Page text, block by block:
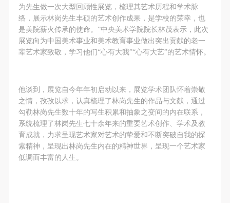
为先生做一次大型回顾性展览，梳理其艺术历程和学术脉
络，展示林岗先生丰硕的艺术创作成果，是学校的荣幸，也
是美院薪火传承的使命。”中央美术学院院长林茂表示，此次
展览向为中国美术事业和美术教育事业做出突出贡献的老一
辈艺术家致敬，学习他们“心有大我”“心有大艺”的艺术情怀。
他谈到，展览自今年年初启动以来，展览学术团队怀着崇敬
之情，孜孜以求，认真梳理了林岗先生的作品与文献，通过
勾勒林岗先生数十年的写生积累和抽象之变间的内在联系，
系统梳理了林岗先生七十余年来的重要艺术创作、学术及教
育成就，力求呈现艺术家对艺术的挚爱和不断突破自我的探
索精神，呈现出林岗先生内在的精神世界，呈现一个艺术家
低调而丰富的人生。